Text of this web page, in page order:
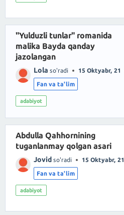
"Yulduzli tunlar" romanida
malika Bayda qanday
jazolangan
Lola so'radi 15 Oktyabr, 21
Fan va ta'lim
adabiyot
Abdulla Qahhornining
tuganlanmay qolgan asari
Jovid so'radi 15 Oktyabr, 21
Fan va ta'lim
adabiyot